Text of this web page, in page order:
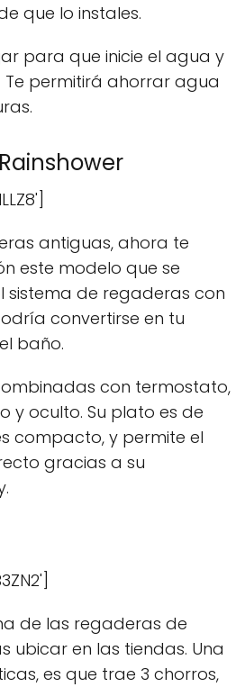
que lo instales.
para que inicie el agua y
Te permitirá ahorrar agua
antiguas, ahora te
este modelo que se
sistema de regaderas con
convertirse en tu
baño.
con termostato,
y oculto. Su plato es de
compacto, y permite el
gracias a su
de las regaderas de
ubicar en las tiendas. Una
es que trae 3 chorros,